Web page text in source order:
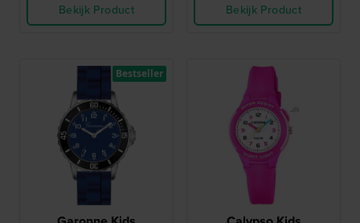
Bekijk Product
Bekijk Product
Bestseller